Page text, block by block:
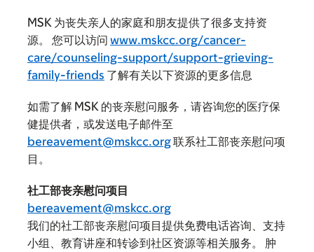
MSK 为丧失亲人的家庭和朋友提供了很多支持资
源。 您可以访问 www.mskcc.org/cancer-
care/counseling-support/support-grieving-
family-friends 了解有关以下资源的更多信息
如需了解 MSK 的丧亲慰问服务，请咨询您的医疗保
健提供者，或发送电子邮件至
bereavement@mskcc.org联系社工部丧亲慰问项
目。
社工部丧亲慰问项目
bereavement@mskcc.org
我们的社工部丧亲慰问项目提供免费电话咨询、支持
小组、教育讲座和转诊到社区资源等相关服务。 肿